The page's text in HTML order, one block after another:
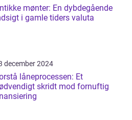
mønter: En dybdegående
i gamle tiders valuta
december 2024
låneprocessen: Et
skridt mod fornuftig